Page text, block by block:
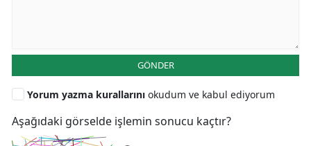
GÖNDER
Yorum yazma kurallarını okudum ve kabul ediyorum
Aşağıdaki görselde işlemin sonucu kaçtır?